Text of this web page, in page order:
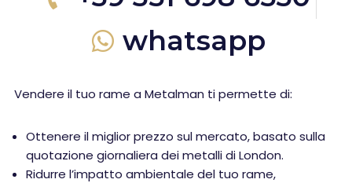
whatsapp
Vendere il tuo rame a Metalman ti permette di:
Ottenere il miglior prezzo sul mercato, basato sulla
quotazione giornaliera dei metalli di London.
Ridurre l’impatto ambientale del tuo rame,